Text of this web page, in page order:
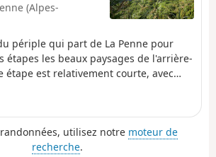
(Alpes-
périple qui part de La Penne pour
étapes les beaux paysages de l'arrière-
étape est relativement courte, avec
vers le Sud-Est. Le parcours
bois et utilise quelques pistes tout
hameaux pour rejoindre le joli village
utilisez notre moteur de
recherche.